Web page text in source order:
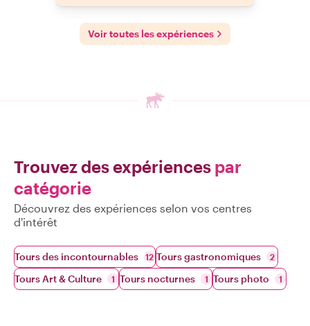
Voir toutes les expériences
Trouvez des expériences par
catégorie
Découvrez des expériences selon vos centres
d'intérêt
Tours des incontournables 12 Tours gastronomiques 2
Tours Art & Culture 1 Tours nocturnes 1 Tours photo 1